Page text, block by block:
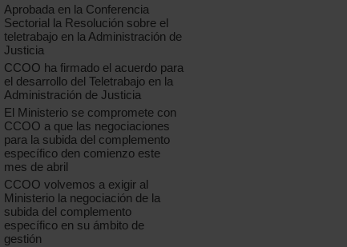
Aprobada en la Conferencia
Sectorial la Resolución sobre el
teletrabajo en la Administración de
Justicia
CCOO ha firmado el acuerdo para
el desarrollo del Teletrabajo en la
Administración de Justicia
El Ministerio se compromete con
CCOO a que las negociaciones
para la subida del complemento
específico den comienzo este
mes de abril
CCOO volvemos a exigir al
Ministerio la negociación de la
subida del complemento
específico en su ámbito de
gestión